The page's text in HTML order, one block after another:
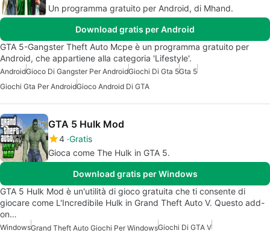
Un programma gratuito per Android, di Mhand.
Download gratis per Android
GTA 5-Gangster Theft Auto Mcpe è un programma gratuito per
Android, che appartiene alla categoria 'Lifestyle'.
AndroidGioco Di Gangster Per AndroidGiochi Di Gta 5Gta 5
Giochi Gta Per AndroidGioco Android Di GTA
GTA 5 Hulk Mod
4 Gratis
Gioca come The Hulk in GTA 5.
Download gratis per Windows
GTA 5 Hulk Mod è un'utilità di gioco gratuita che ti consente di
giocare come L'Incredibile Hulk in Grand Theft Auto V. Questo add-
on…
WindowsGrand Theft Auto Giochi Per WindowsGiochi Di GTA V